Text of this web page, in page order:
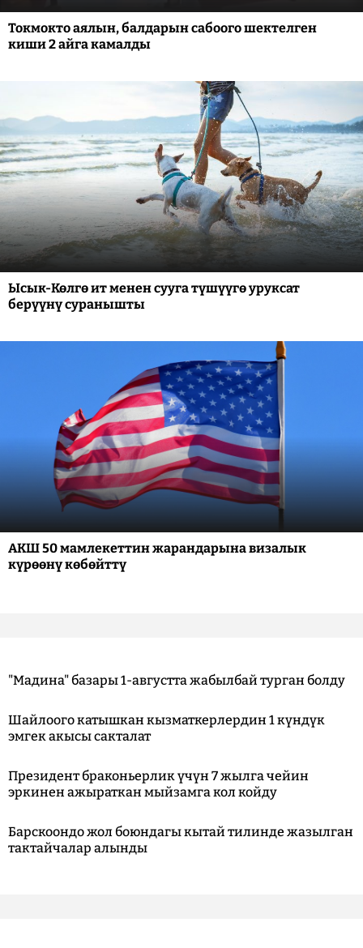
Токмокто аялын, балдарын сабоого шектелген
киши 2 айга камалды
Ысык-Көлгө ит менен сууга түшүүгө уруксат
берүүнү суранышты
АКШ 50 мамлекеттин жарандарына визалык
күрөөнү көбөйттү
"Мадина" базары 1-августта жабылбай турган болду
Шайлоого катышкан кызматкерлердин 1 күндүк
эмгек акысы сакталат
Президент браконьерлик үчүн 7 жылга чейин
эркинен ажыраткан мыйзамга кол койду
Барскоондо жол боюндагы кытай тилинде жазылган
тактайчалар алынды